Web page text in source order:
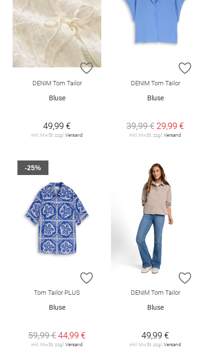
ZUR WUNSCHLISTE HINZUFÜGEN
DENIM Tom Tailor
Bluse
49,99 €
inkl. MwSt. zzgl. Versand
ZUR
DENIM Tom Tailor
Bluse
39,99 € 29,99 €
inkl. MwSt. zzgl. Versand
ZUR WUNSCHLISTE HINZUFÜGEN
Tom Tailor PLUS
Bluse
59,99 €44,99 €
inkl. MwSt. zzgl.Versand
-25%
ZUR
DENIM Tom Tailor
Bluse
49,99 €
inkl. MwSt. zzgl.Versand